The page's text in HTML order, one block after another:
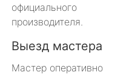
официального
производителя.
Выезд мастера
Мастер оперативно